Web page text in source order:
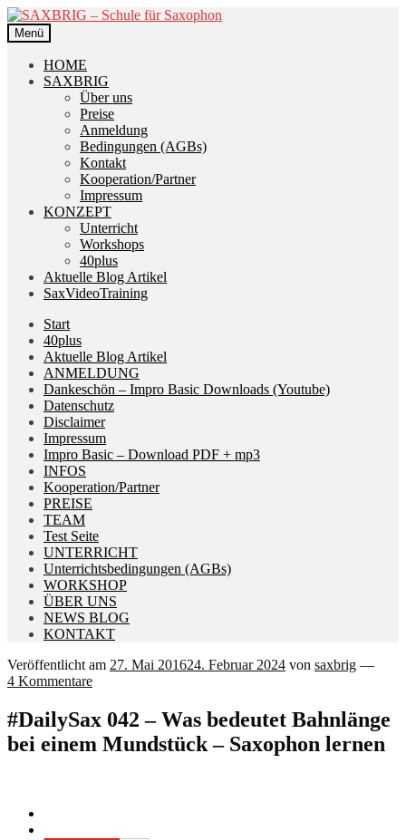
Zur
Navigation
springen
Zum
Inhalt
springen
Menü
HOME
SAXBRIG
Über uns
Preise
Anmeldung
Bedingungen (AGBs)
Kontakt
Kooperation/Partner
Impressum
KONZEPT
Unterricht
Workshops
40plus
Aktuelle Blog Artikel
SaxVideoTraining
Start
40plus
Aktuelle Blog Artikel
ANMELDUNG
Dankeschön – Impro Basic Downloads (Youtube)
Datenschutz
Disclaimer
Impressum
Impro Basic – Download PDF + mp3
INFOS
Kooperation/Partner
PREISE
TEAM
Test Seite
UNTERRICHT
Unterrichtsbedingungen (AGBs)
WORKSHOP
ÜBER UNS
NEWS BLOG
KONTAKT
Veröffentlicht am 27. Mai 201624. Februar 2024 von saxbrig —
4 Kommentare
#DailySax 042 – Was bedeutet Bahnlänge
bei einem Mundstück – Saxophon lernen